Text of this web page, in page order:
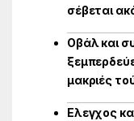
σέβεται
Οβάλ και
μακριές
Ελεγχος